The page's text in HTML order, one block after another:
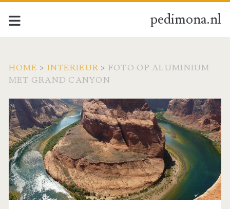
pedimona.nl
HOME > INTERIEUR > FOTO OP ALUMINIUM
MET GRAND CANYON